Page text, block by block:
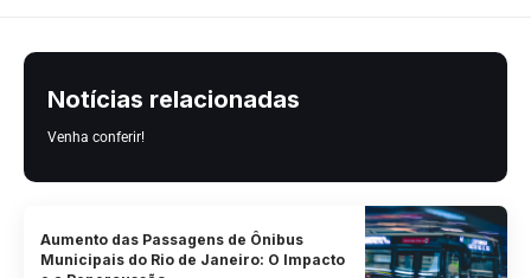
Notícias relacionadas
Venha conferir!
Aumento das Passagens de Ônibus
Municipais do Rio de Janeiro: O Impacto